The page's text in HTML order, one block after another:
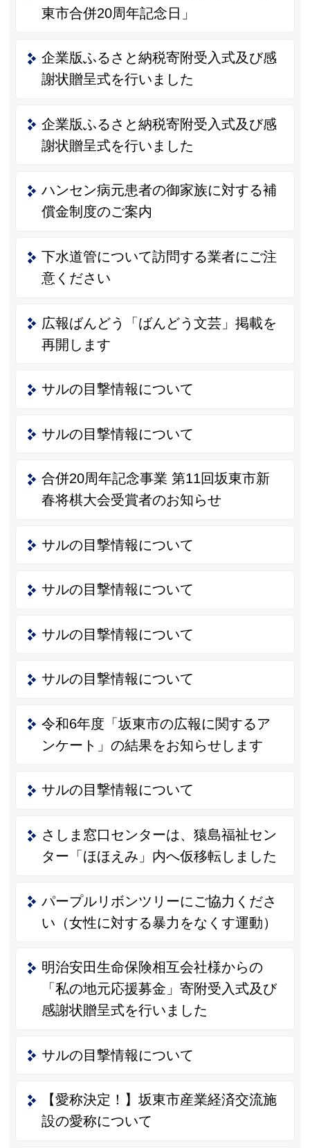
東市合併20周年記念日」
企業版ふるさと納税寄附受入式及び感
謝状贈呈式を行いました
企業版ふるさと納税寄附受入式及び感
謝状贈呈式を行いました
ハンセン病元患者の御家族に対する補
償金制度のご案内
下水道管について訪問する業者にご注
意ください
広報ばんどう「ばんどう文芸」掲載を
再開します
サルの目撃情報について
サルの目撃情報について
合併20周年記念事業 第11回坂東市新
春将棋大会受賞者のお知らせ
サルの目撃情報について
サルの目撃情報について
サルの目撃情報について
サルの目撃情報について
令和6年度「坂東市の広報に関するア
ンケート」の結果をお知らせします
サルの目撃情報について
さしま窓口センターは、猿島福祉セン
ター「ほほえみ」内へ仮移転しました
パープルリボンツリーにご協力くださ
い（女性に対する暴力をなくす運動）
明治安田生命保険相互会社様からの
「私の地元応援募金」寄附受入式及び
感謝状贈呈式を行いました
サルの目撃情報について
【愛称決定！】坂東市産業経済交流施
設の愛称について